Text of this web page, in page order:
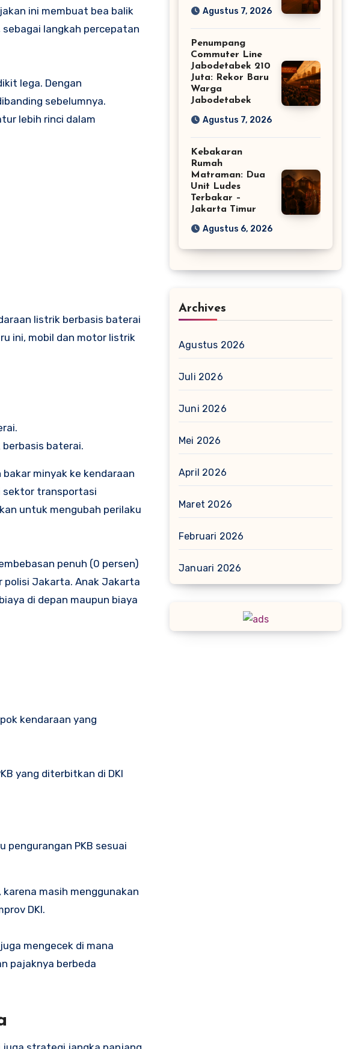
ini membuat bea balik
langkah percepatan
lega. Dengan
sebelumnya.
lebih rinci dalam
listrik berbasis baterai
ini, mobil dan motor listrik
baterai.
minyak ke kendaraan
sektor transportasi
untuk mengubah perilaku
penuh (0 persen)
polisi Jakarta. Anak Jakarta
di depan maupun biaya
kendaraan yang
yang diterbitkan di DKI
PKB sesuai
masih menggunakan
DKI.
mengecek di mana
pajaknya berbeda
Agustus 7, 2026
Penumpang
Commuter Line
Jabodetabek 210
Juta: Rekor Baru
Warga
Jabodetabek
Agustus 7, 2026
Kebakaran
Rumah
Matraman: Dua
Unit Ludes
Terbakar –
Jakarta Timur
Agustus 6, 2026
Archives
Agustus 2026
Juli 2026
Juni 2026
Mei 2026
April 2026
Maret 2026
Februari 2026
Januari 2026